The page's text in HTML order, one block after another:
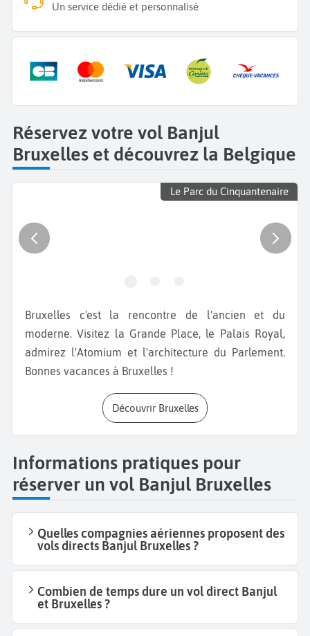
Un service dédié et personnalisé
Réservez votre vol Banjul
Bruxelles et découvrez la Belgique
Le Parc du Cinquantenaire
Bruxelles c'est la rencontre de l'ancien et du
moderne. Visitez la Grande Place, le Palais Royal,
admirez l'Atomium et l'architecture du Parlement.
Bonnes vacances à Bruxelles !
Découvrir Bruxelles
Informations pratiques pour
réserver un vol Banjul Bruxelles
Quelles compagnies aériennes proposent des
vols directs Banjul Bruxelles ?
Combien de temps dure un vol direct Banjul
et Bruxelles ?